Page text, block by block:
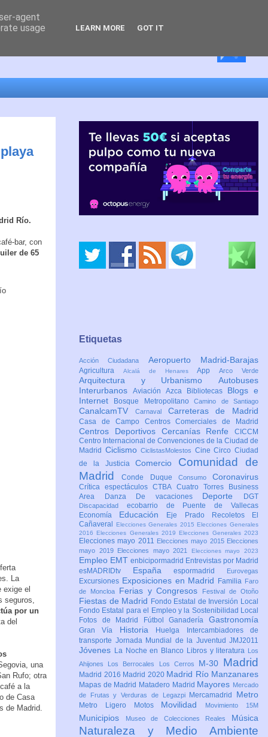
Río.
bar, con
de 65
La
exige el
seguros,
por un
del
una
Rufo; otra
a la
de Casa
de Madrid.
Etiquetas
Acción Ciudadana Aeropuerto Madrid-Barajas
Agricultura Alcalá de HenaresAppArco Verde
Arquitectura y Urbanismo Autobuses
Interurbanos Aviación Azca Bibliotecas Blogs e
Internet
Bosque MetropolitanoCamino de Santiago
CanalcamTV Carnaval Carreteras de Madrid
Casa de Campo Centros Comerciales de Madrid
Centros Deportivos Cercanías Renfe CICCM
Centro Internacional de Convenciones de la Ciudad de
Madrid CiclismoCiclistasMolestos CineCircoCiudad
de la JusticiaComercio Comunidad de
MadridConde Duque Consumo Coronavirus
Crítica espectáculosCTBA Cuatro Torres Business
Area
Danza De vacaciones Deporte DGT
Discapacidad ecobarrio de Puente de Vallecas
Economía Educación Eje Prado Recoletos
El
Cañaveral
Elecciones Generales 2015 Elecciones Generales
2016 Elecciones Generales 2019 Elecciones Generales 2023
Elecciones mayo 2011 Elecciones mayo 2015 Elecciones
mayo 2019
Elecciones mayo 2021 Elecciones mayo 2023
Empleo EMT enbicipormadrid Entrevistas por Madrid
esMADRIDtv Españaespormadrid Eurovegas
Excursiones Exposiciones en Madrid Familia Faro
de Moncloa
Ferias y Congresos Festival de Otoño
Fiestas de Madrid Fondo Estatal de Inversión Local
Fondo Estatal para el Empleo y la Sostenibilidad Local
Fotos de Madrid
FútbolGanaderíaGastronomía
Gran Vía Historia Huelga
Intercambiadores de
transporte Jornada Mundial de la Juventud JMJ2011
Jóvenes La Noche en Blanco Libros y literatura
Los
Ahijones
Los Berrocales Los Cerros M-30 Madrid
Madrid 2016 Madrid 2020 Madrid Río Manzanares
Mapas de Madrid Matadero Madrid Mayores Mercado
de Frutas y Verduras de Legazpi
Mercamadrid Metro
Metro Ligero Motos Movilidad Movimiento 15M
Municipios Museo de Colecciones Reales Música
Naturaleza y Medio Ambiente
agent
usage
LEARN MORE GOT IT